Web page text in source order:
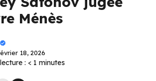
Ménès
18, 2026
: < 1 minutes